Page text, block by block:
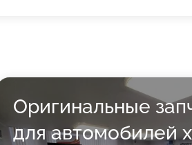
Оригинальные
для автомобилей